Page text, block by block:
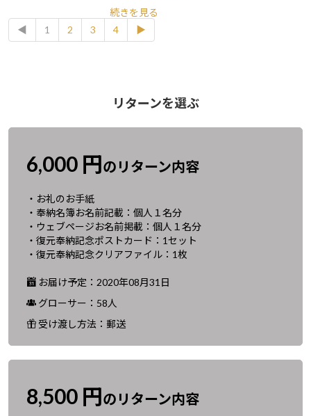
続きを見る
◀︎
1 2 3 4 ▶︎
リターンを選ぶ
6,000 円のリターン内容
・お礼のお手紙
・奉納名簿お名前記載：個人１名分
・ウェブページお名前掲載：個人１名分
・復元奉納記念ポストカード：1セット
・復元奉納記念クリアファイル：1枚
お届け予定：2020年08月31日
グローサー：58人
受け渡し方法：郵送
8,500 円のリターン内容